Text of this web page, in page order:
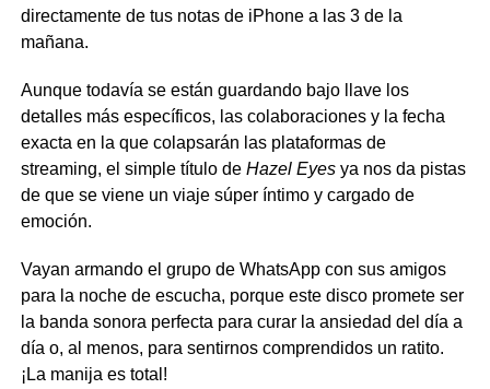
directamente de tus notas de iPhone a las 3 de la
mañana.
Aunque todavía se están guardando bajo llave los
detalles más específicos, las colaboraciones y la fecha
exacta en la que colapsarán las plataformas de
streaming, el simple título de Hazel Eyesya nos da pistas
de que se viene un viaje súper íntimo y cargado de
emoción.
Vayan armando el grupo de WhatsApp con sus amigos
para la noche de escucha, porque este disco promete ser
la banda sonora perfecta para curar la ansiedad del día a
día o, al menos, para sentirnos comprendidos un ratito.
¡La manija es total!